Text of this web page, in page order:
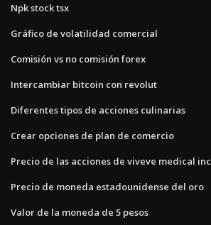
Npk stock tsx
Gráfico de volatilidad comercial
Comisión vs no comisión forex
Intercambiar bitcoin con revolut
Diferentes tipos de acciones culinarias
Crear opciones de plan de comercio
Precio de las acciones de viveve medical inc
Precio de moneda estadounidense del oro
Valor de la moneda de 5 pesos